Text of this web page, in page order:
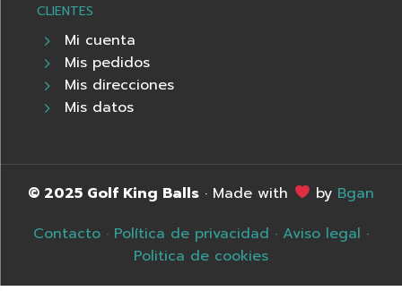
CLIENTES
Mi cuenta
Mis pedidos
Mis direcciones
Mis datos
© 2025 Golf King Balls · Made with by Bgan
Contacto · Política de privacidad · Aviso legal ·
Politica de cookies